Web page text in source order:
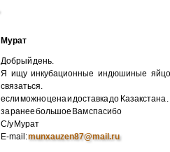
Мурат
Добрый день.
Я ищу инкубационные индюшиные
связаться.
если можно цена и доставка до Казакстана .
за ранее большое Вам спасибо
С/у Мурат
E-mail:munxauzen87@mail.ru